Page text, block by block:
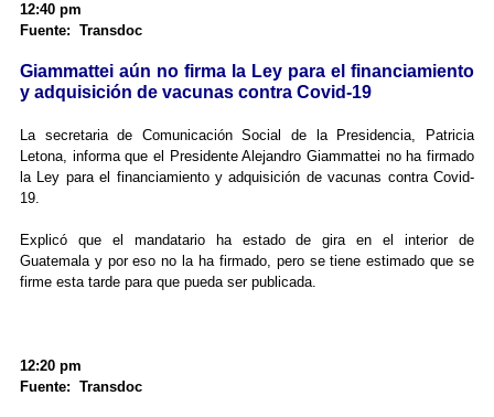
12:40 pm
Fuente: Transdoc
Giammattei aún no firma la Ley para el financiamiento
y adquisición de vacunas contra Covid-19
La secretaria de Comunicación Social de la Presidencia, Patricia
Letona, informa que el Presidente Alejandro Giammattei no ha firmado
la Ley para el financiamiento y adquisición de vacunas contra Covid-
19.
Explicó que el mandatario ha estado de gira en el interior de
Guatemala y por eso no la ha firmado, pero se tiene estimado que se
firme esta tarde para que pueda ser publicada.
12:20 pm
Fuente: Transdoc